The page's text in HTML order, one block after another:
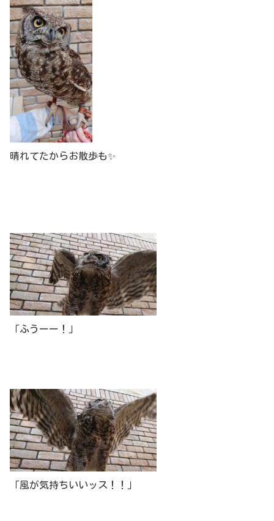
晴れてたからお散歩も✨
「ふうーー！」
「風が気持ちいいッス！！」